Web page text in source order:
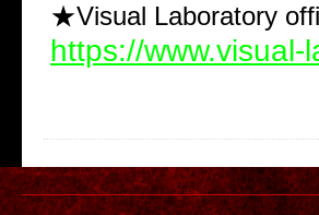
★Visual Laboratory
https://www.visual-